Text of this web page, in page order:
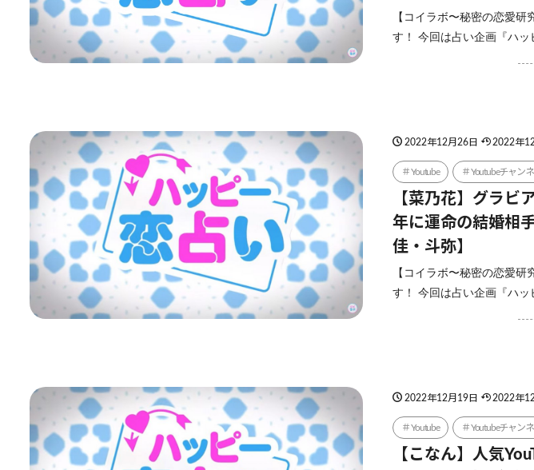
【コイラボ〜秘密の恋愛
す！ 今回は占い企画『ハッ
2022年12月26日 2022年
Youtube Youtubeチャン
【菜乃花】グラビ
年に運命の結婚相
佳・斗弥】
【コイラボ〜秘密の恋愛
す！ 今回は占い企画『ハッ
2022年12月19日 2022年
Youtube Youtubeチャン
【こなん】人気